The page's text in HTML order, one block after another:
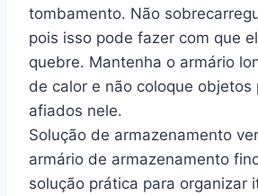
tombamento. Não
pois isso pode fazer com que
quebre. Mantenha o armário
de calor e não coloque objetos
afiados nele.
Solução de armazenamento
armário de armazenamento
solução prática para organizar